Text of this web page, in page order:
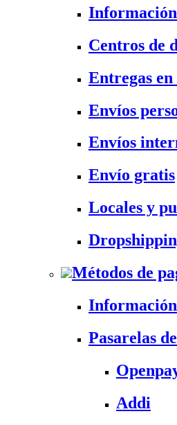
Centros de
Entregas
Envíos
Envíos
Envío gratis
Locales y
Métodos de
Información
Pasarelas
Addi